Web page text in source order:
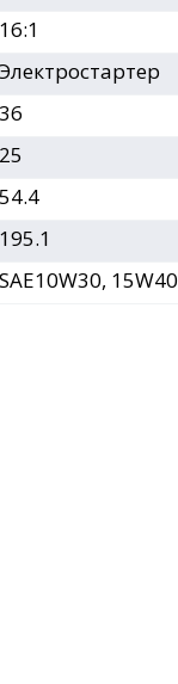
16:1
Электростартер
36
25
54.4
195.1
SAE10W30, 15W40